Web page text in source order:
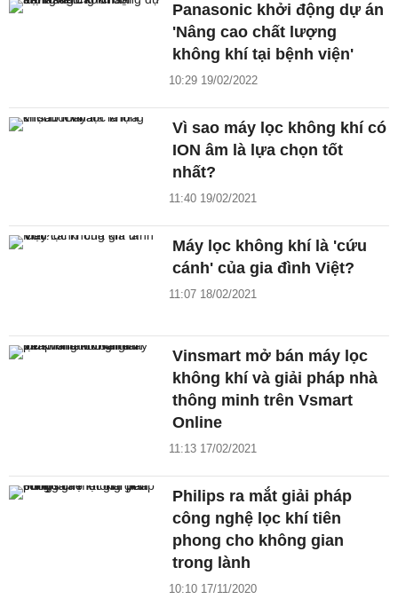
Panasonic khởi động dự án
'Nâng cao chất lượng
không khí tại bệnh viện'
10:29 19/02/2022
Vì sao máy lọc không khí có
ION âm là lựa chọn tốt
nhất?
11:40 19/02/2021
Máy lọc không khí là 'cứu
cánh' của gia đình Việt?
11:07 18/02/2021
Vinsmart mở bán máy lọc
không khí và giải pháp nhà
thông minh trên Vsmart
Online
11:13 17/02/2021
Philips ra mắt giải pháp
công nghệ lọc khí tiên
phong cho không gian
trong lành
10:10 17/11/2020